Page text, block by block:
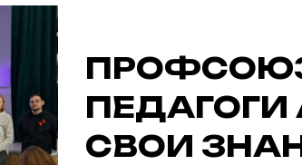
СВОИ